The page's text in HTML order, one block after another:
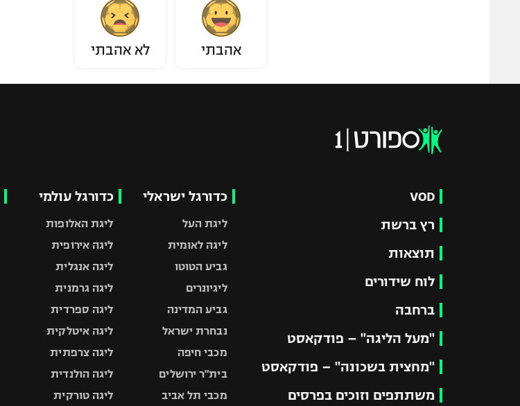
אהבתי לא אהבתי
VOD
רץ ברשת
תוצאות
לוח שידורים
ברחבה
"מעל הליגה" – פודקאסט
"מחצית בשכונה" – פודקאסט
משתתפים וזוכים בפרסים
כדורגל ישראלי
ליגת העל
ליגה לאומית
גביע הטוטו
ליגיונרים
גביע המדינה
נבחרת ישראל
מכבי חיפה
בית"ר ירושלים
מכבי תל אביב
כדורגל עולמי
ליגת האלופות
ליגה אירופית
ליגה אנגלית
ליגה גרמנית
ליגה ספרדית
ליגה איטלקית
ליגה צרפתית
ליגה הולנדית
ליגה טורקית